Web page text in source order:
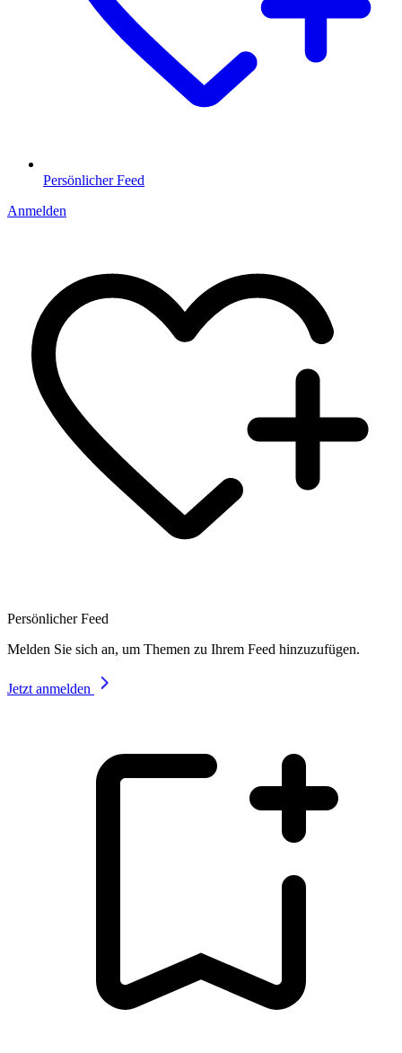
Persönlicher Feed
Anmelden
Persönlicher Feed
Melden Sie sich an, um Themen zu Ihrem Feed hinzuzufügen.
Jetzt anmelden